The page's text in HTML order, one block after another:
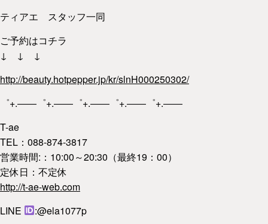
ティアエ スタッフ一同
ご予約はコチラ
↓ ↓ ↓
http://beauty.hotpepper.jp/kr/slnH000250302/
゜+.――゜+.――゜+.――゜+.――゜+.――
T-ae
TEL：088-874-3817
営業時間:：10:00～20:30（最終19：00）
定休日：不定休
http://t-ae-web.com
LINE
:@ela1077p